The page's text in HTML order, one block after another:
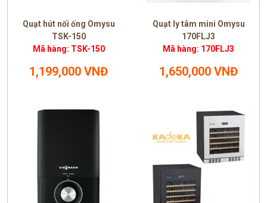
Quạt hút nối ống Omysu
TSK-150
Mã hàng: TSK-150
1,199,000 VNĐ
Quạt ly tâm mini Omysu
170FLJ3
Mã hàng: 170FLJ3
1,650,000 VNĐ